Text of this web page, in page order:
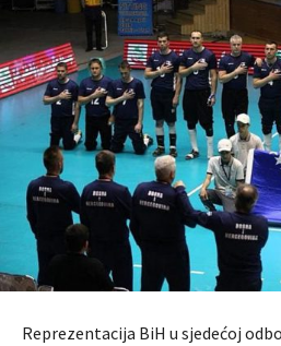
Reprezentacija BiH u sjedećoj